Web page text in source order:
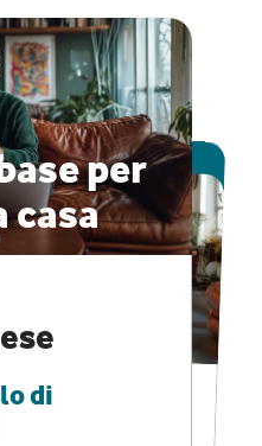
per
casa
di
ONLINE
veloce e
speciali
+ VODAFONE CLUB